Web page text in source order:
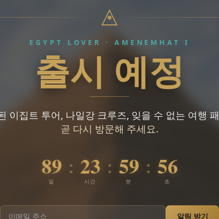
EGYPT LOVER · AMENEMHAT I
출시 예정
이집트 투어, 나일강 크루즈, 잊을 수 없는 여행
곧 다시 방문해 주세요.
89
일
: 23
시간
: 59
분
: 55
초
알림 받기